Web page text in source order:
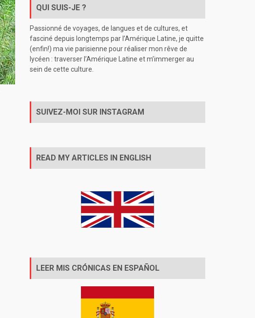
QUI SUIS-JE ?
Passionné de voyages, de langues et de cultures, et
fasciné depuis longtemps par l’Amérique Latine, je quitte
(enfin!) ma vie parisienne pour réaliser mon rêve de
lycéen : traverser l’Amérique Latine et m’immerger au
sein de cette culture.
SUIVEZ-MOI SUR INSTAGRAM
READ MY ARTICLES IN ENGLISH
LEER MIS CRÓNICAS EN ESPAÑOL